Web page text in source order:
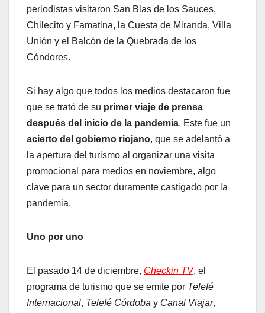
periodistas visitaron San Blas de los Sauces,
Chilecito y Famatina, la Cuesta de Miranda, Villa
Unión y el Balcón de la Quebrada de los
Cóndores.
Si hay algo que todos los medios destacaron fue
que se trató de su primer viaje de prensa
después del inicio de la pandemia. Este fue un
acierto del gobierno riojano, que se adelantó a
la apertura del turismo al organizar una visita
promocional para medios en noviembre, algo
clave para un sector duramente castigado por la
pandemia.
Uno por uno
El pasado 14 de diciembre, Checkin TV, el
programa de turismo que se emite por Telefé
Internacional, Telefé Córdoba y Canal Viajar,